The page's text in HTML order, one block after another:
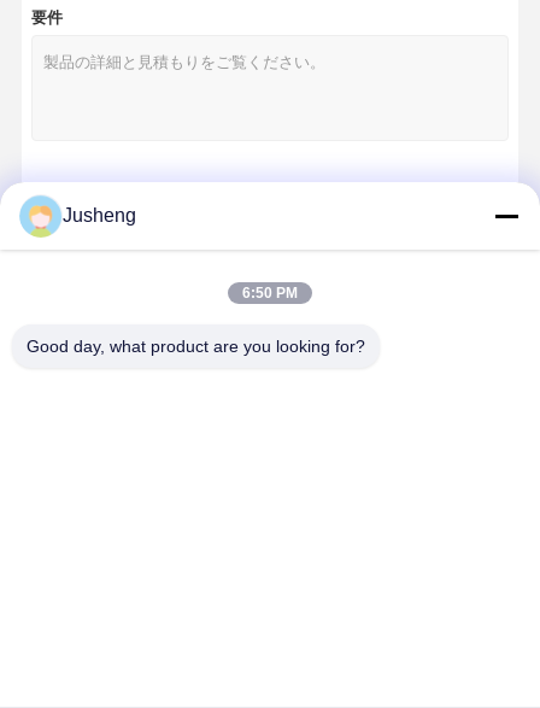
YANMAR エンジン部品
DOOSAN 掘削機 エンジン 部品
エンジンの連接棒
要件
Jusheng
6:50 PM
Good day, what product are you looking for?